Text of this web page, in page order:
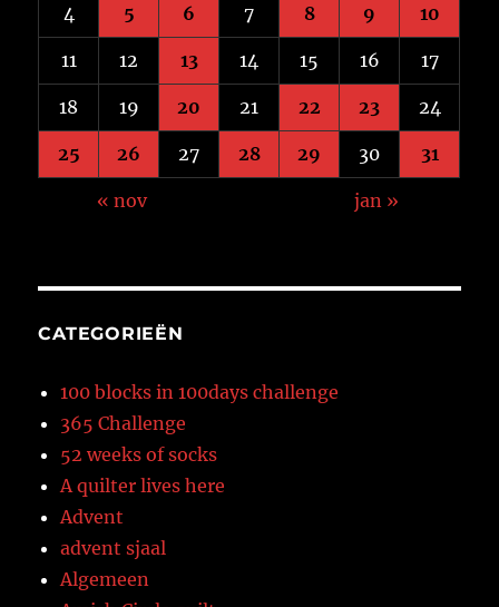
4 5 6 7 8 9 10
11 12 13 14 15 16 17
18 19 20 21 22 23 24
25 26 27 28 29 30 31
« nov jan »
CATEGORIEËN
100 blocks in 100days challenge
365 Challenge
52 weeks of socks
A quilter lives here
Advent
advent sjaal
Algemeen